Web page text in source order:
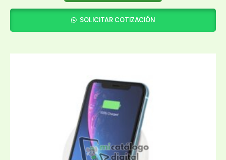
SOLICITAR COTIZACIÓN